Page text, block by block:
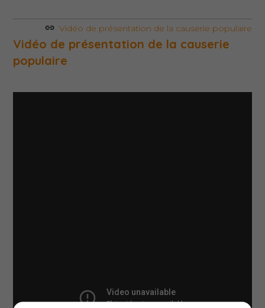
Vidéo de présentation de la causerie populaire
Vidéo de présentation de la causerie
populaire